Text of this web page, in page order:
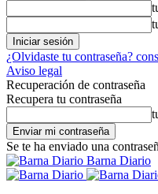
¿Olvidaste tu contraseña?
Aviso legal
Recuperación de contraseña
Recupera tu contraseña
Se te ha enviado una
Barna Diario